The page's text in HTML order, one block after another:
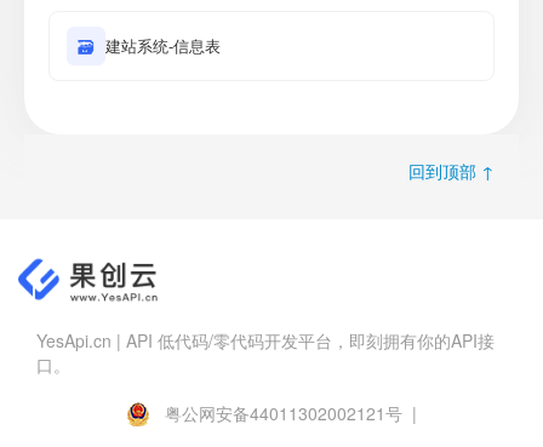
🗃 建站系统-信息表
回到顶部 ↑
YesApi.cn | API 低代码/零代码开发平台，即刻拥有你的API接
口。
粤公网安备44011302002121号 |